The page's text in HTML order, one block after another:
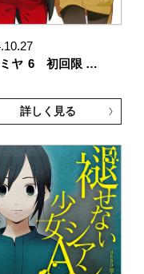
ヤ 6 初回限 …
詳しく見る